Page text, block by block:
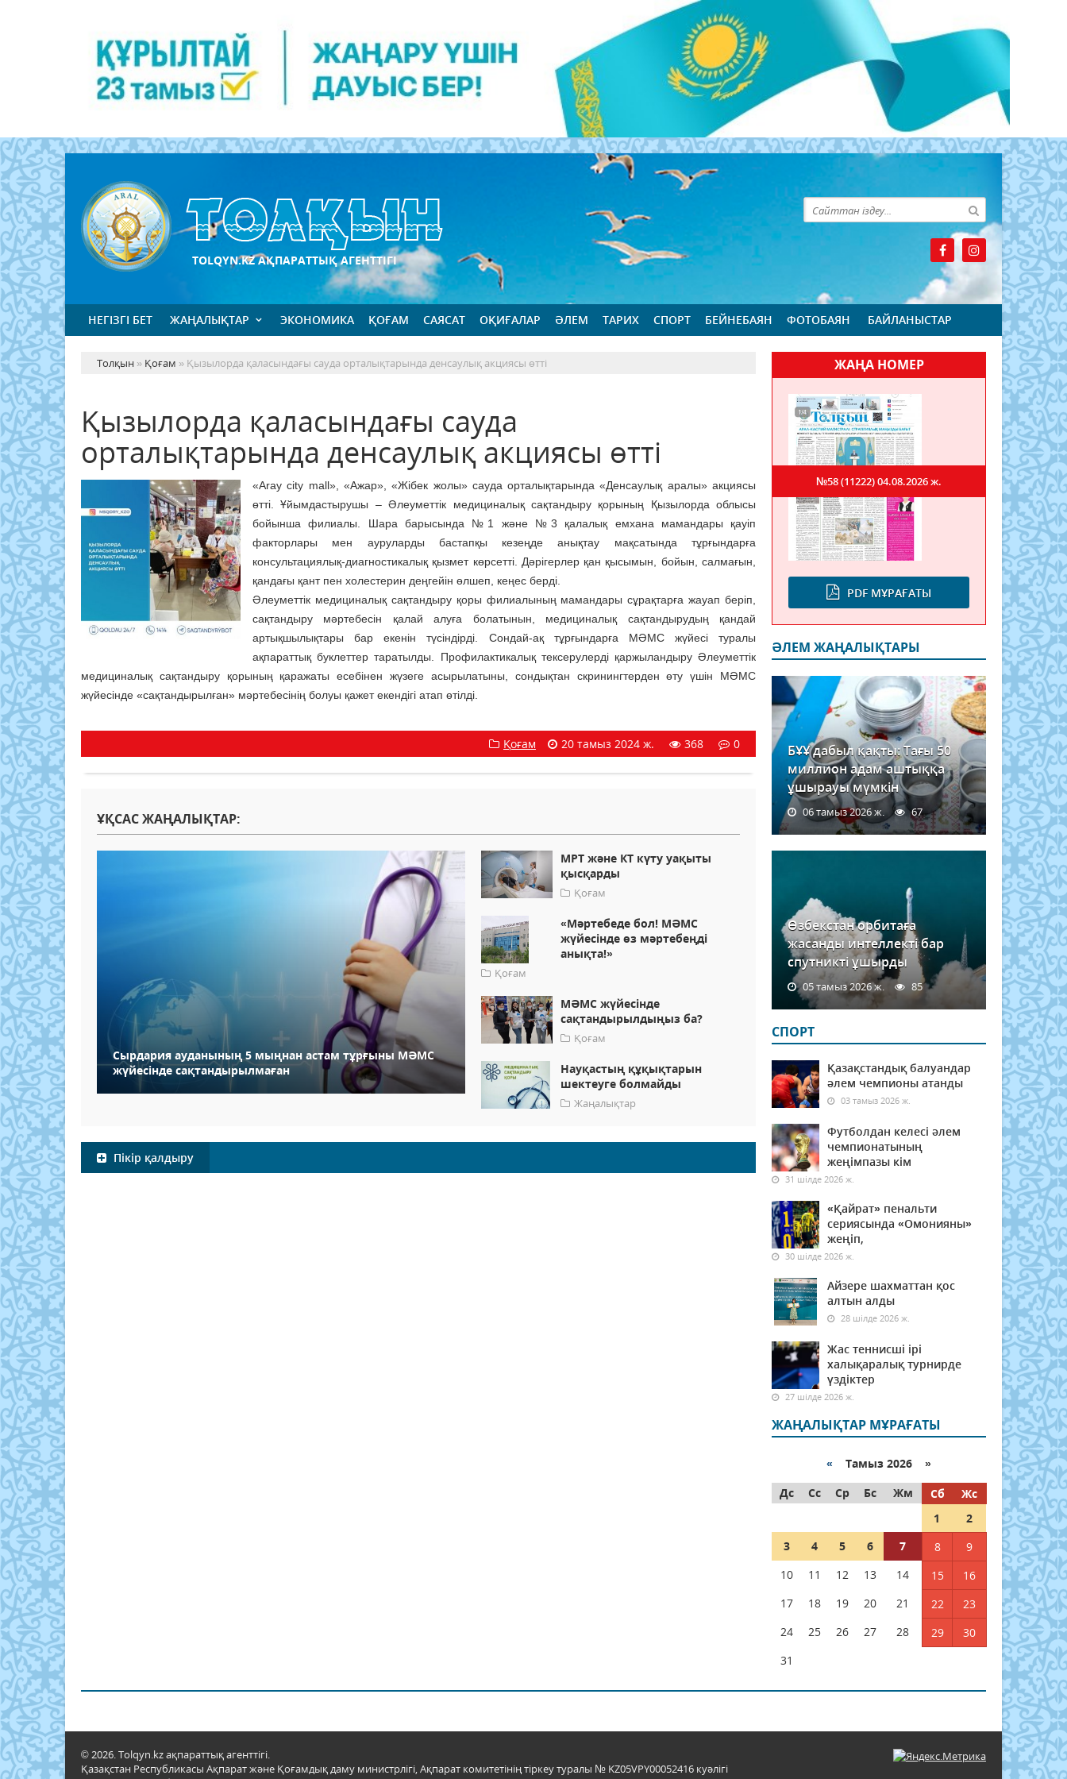
TOLQYN.KZ АҚПАРАТТЫҚ АГЕНТТІГІ
НЕГІЗГІ БЕТ ЖАҢАЛЫҚТАР ЭКОНОМИКА ҚОҒАМ САЯСАТ ОҚИҒАЛАР ӘЛЕМ ТАРИХ СПОРТ БЕЙНЕБАЯН ФОТОБАЯН БАЙЛАНЫСТАР
Толқын » Қоғам » Қызылорда қаласындағы сауда орталықтарында денсаулық акциясы өтті
Қызылорда қаласындағы сауда
орталықтарында денсаулық акциясы өтті
«Aray city mall», «Ажар», «Жібек жолы» сауда орталықтарында «Денсаулық аралы» акциясы
өтті. Ұйымдастырушы – Әлеуметтік медициналық сақтандыру қорының Қызылорда облысы
бойынша филиалы. Шара барысында №1 және №3 қалалық емхана мамандары қауіп
факторлары мен ауруларды бастапқы кезеңде анықтау мақсатында тұрғындарға
консультациялық-диагностикалық қызмет көрсетті. Дәрігерлер қан қысымын, бойын, салмағын,
қандағы қант пен холестерин деңгейін өлшеп, кеңес берді.
Әлеуметтік медициналық сақтандыру қоры филиалының мамандары сұрақтарға жауап беріп,
сақтандыру мәртебесін қалай алуға болатынын, медициналық сақтандырудың қандай
артықшылықтары бар екенін түсіндірді. Сондай-ақ тұрғындарға МӘМС жүйесі туралы
ақпараттық буклеттер таратылды. Профилактикалық тексерулерді қаржыландыру Әлеуметтік
медициналық сақтандыру қорының қаражаты есебінен жүзеге асырылатыны, сондықтан скринингтерден өту үшін МӘМС
жүйесінде «сақтандырылған» мәртебесінің болуы қажет екендігі атап өтілді.
Қоғам 20 тамыз 2024 ж. 368 0
ҰҚСАС ЖАҢАЛЫҚТАР:
Сырдария ауданының 5 мыңнан астам тұрғыны МӘМС
жүйесінде сақтандырылмаған
МРТ және КТ күту уақыты
қысқарды
Қоғам
«Мәртебеде бол! МӘМС
жүйесінде өз мәртебеңді
анықта!»
Қоғам
МӘМС жүйесінде
сақтандырылдыңыз ба?
Қоғам
Науқастың құқықтарын
шектеуге болмайды
Жаңалықтар
Пікір қалдыру
ЖАҢА НОМЕР
PDF МҰРАҒАТЫ
№58 (11222)04.08.2026 ж.
ӘЛЕМ ЖАҢАЛЫҚТАРЫ
БҰҰ дабыл қақты: Тағы 50
миллион адам аштыққа
ұшырауы мүмкін
06 тамыз 2026 ж. 67
Өзбекстан орбитаға
жасанды интеллекті бар
спутникті ұшырды
05 тамыз 2026 ж. 85
СПОРТ
Қазақстандық балуандар
әлем чемпионы атанды
03 тамыз 2026 ж.
Футболдан келесі әлем
чемпионатының
жеңімпазы кім
31 шілде 2026 ж.
«Қайрат» пенальти
сериясында «Омонияны»
жеңіп,
30 шілде 2026 ж.
Айзере шахматтан қос
алтын алды
28 шілде 2026 ж.
Жас теннисші ірі
халықаралық турнирде
үздіктер
27 шілде 2026 ж.
ЖАҢАЛЫҚТАР МҰРАҒАТЫ
« Тамыз 2026 »
Дс
Сс Ср Бс Жм Сб
Жс
1
2
3
4 5 6 7 8
9
10
11 12 13 14 15
16
17
18 19 20 21 22
23
24
25 26 27 28 29
30
31
© 2026. Tolqyn.kz ақпараттық агенттігі.
Қазақстан Республикасы Ақпарат және Қоғамдық даму министрлігі, Ақпарат комитетінің тіркеу туралы № KZ05VPY00052416 куәлігі